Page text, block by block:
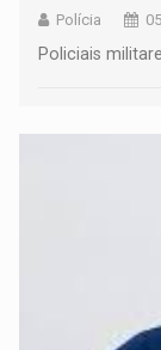
Polícia
Policiais